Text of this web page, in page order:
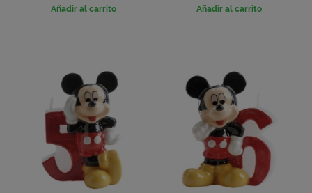
Añadir al carrito Añadir al carrito